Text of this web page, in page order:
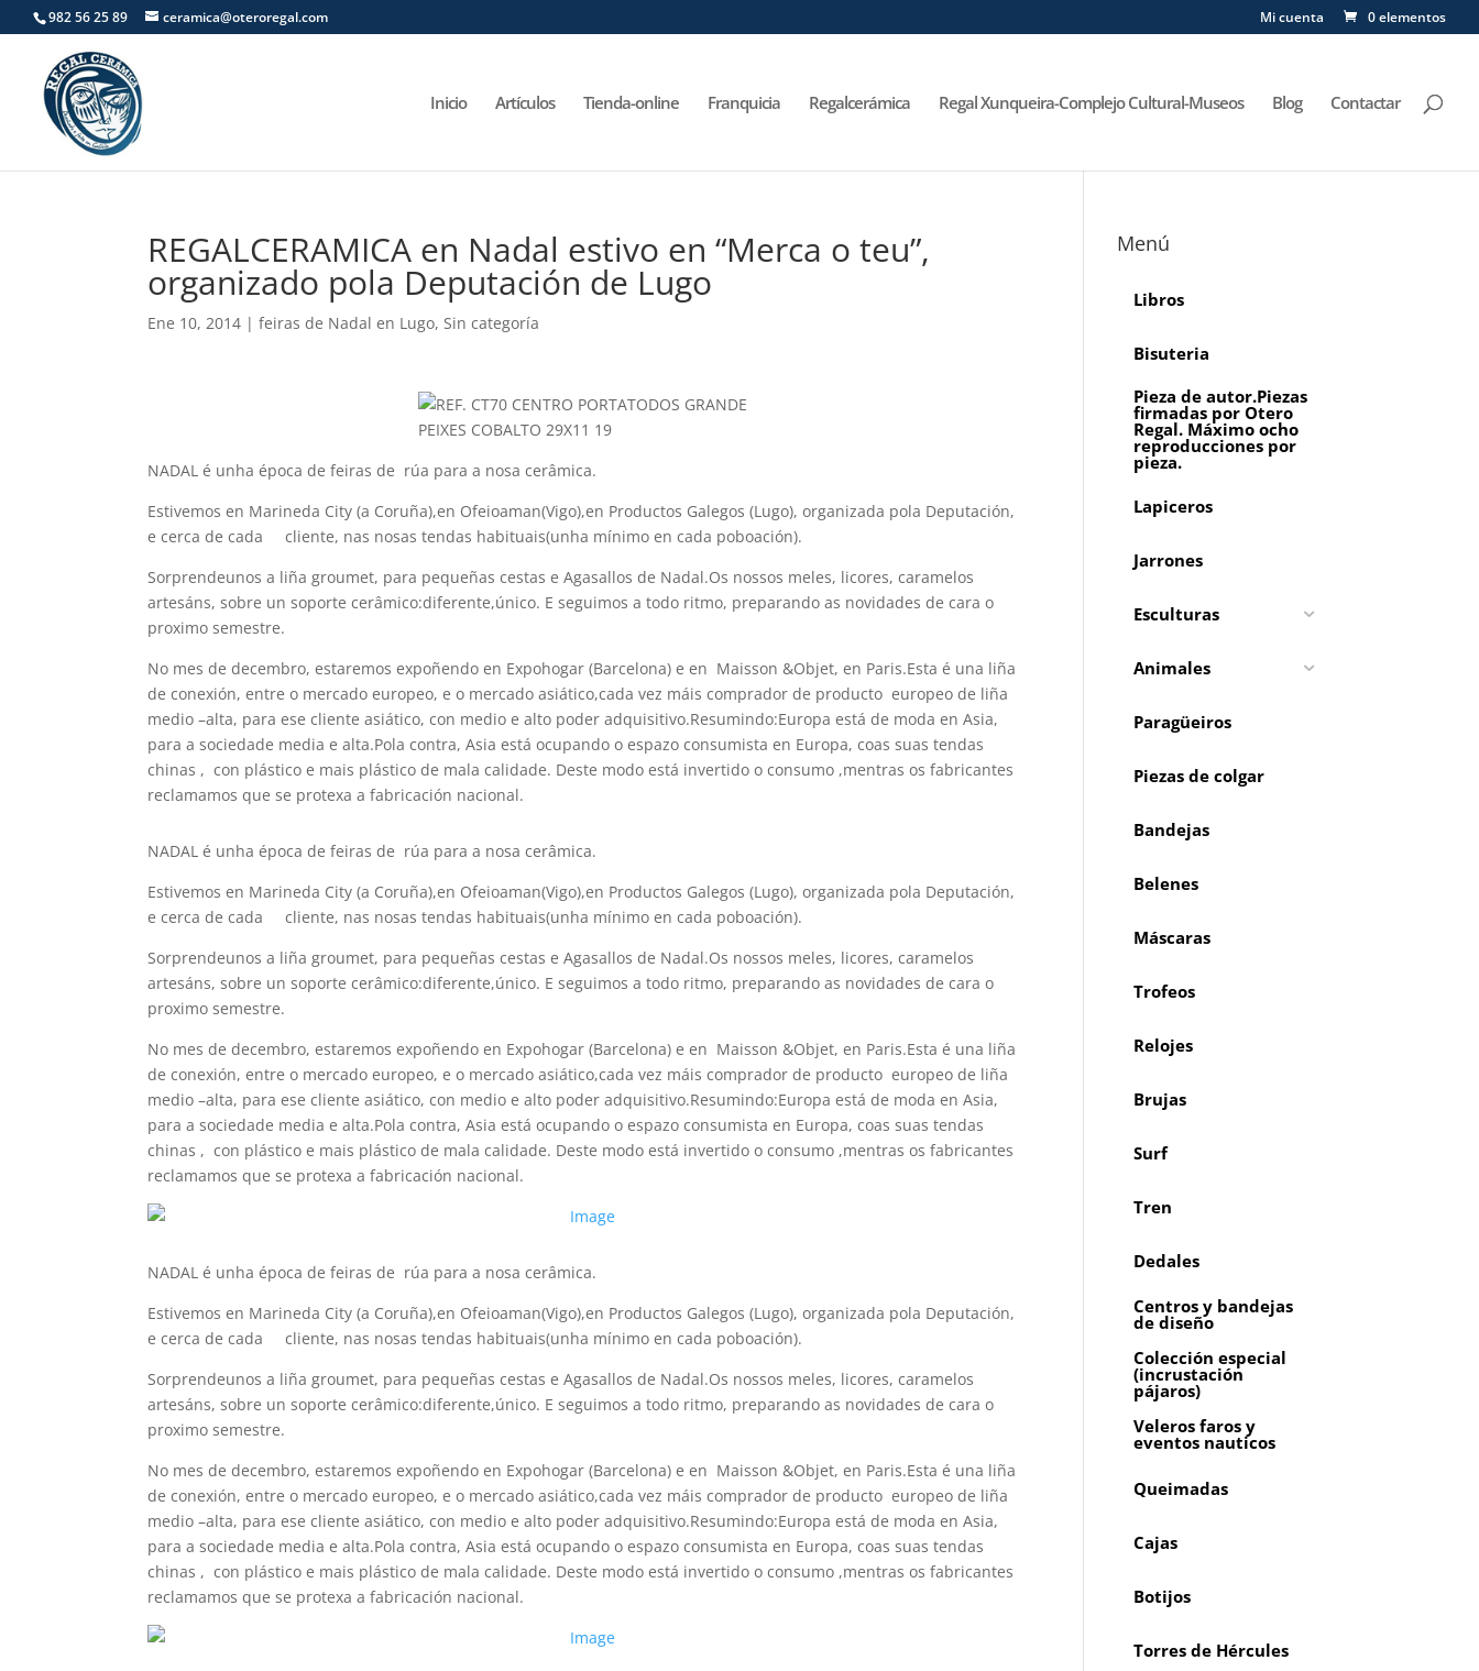
982 56 25 89 ceramica@oteroregal.com Mi cuenta 0 elementos
Inicio Artículos Tienda-online Franquicia Regalcerámica Regal Xunqueira-Complejo Cultural-Museos Blog Contactar
REGALCERAMICA en Nadal estivo en “Merca o teu”,
organizado pola Deputación de Lugo
Ene 10, 2014 |feiras de Nadal en Lugo,Sin categoría
NADAL é unha época de feiras de rúa para a nosa cerâmica.
Estivemos en Marineda City (a Coruña),en Ofeioaman(Vigo),en Productos Galegos (Lugo), organizada pola Deputación,
e cerca de cada cliente, nas nosas tendas habituais(unha mínimo en cada poboación).
Sorprendeunos a liña groumet, para pequeñas cestas e Agasallos de Nadal.Os nossos meles, licores, caramelos
artesáns, sobre un soporte cerâmico:diferente,único. E seguimos a todo ritmo, preparando as novidades de cara o
proximo semestre.
No mes de decembro, estaremos expoñendo en Expohogar (Barcelona) e en Maisson &Objet, en Paris.Esta é una liña
de conexión, entre o mercado europeo, e o mercado asiático,cada vez máis comprador de producto europeo de liña
medio –alta, para ese cliente asiático, con medio e alto poder adquisitivo.Resumindo:Europa está de moda en Asia,
para a sociedade media e alta.Pola contra, Asia está ocupando o espazo consumista en Europa, coas suas tendas
chinas , con plástico e mais plástico de mala calidade. Deste modo está invertido o consumo ,mentras os fabricantes
reclamamos que se protexa a fabricación nacional.
NADAL é unha época de feiras de rúa para a nosa cerâmica.
Estivemos en Marineda City (a Coruña),en Ofeioaman(Vigo),en Productos Galegos (Lugo), organizada pola Deputación,
e cerca de cada cliente, nas nosas tendas habituais(unha mínimo en cada poboación).
Sorprendeunos a liña groumet, para pequeñas cestas e Agasallos de Nadal.Os nossos meles, licores, caramelos
artesáns, sobre un soporte cerâmico:diferente,único. E seguimos a todo ritmo, preparando as novidades de cara o
proximo semestre.
No mes de decembro, estaremos expoñendo en Expohogar (Barcelona) e en Maisson &Objet, en Paris.Esta é una liña
de conexión, entre o mercado europeo, e o mercado asiático,cada vez máis comprador de producto europeo de liña
medio –alta, para ese cliente asiático, con medio e alto poder adquisitivo.Resumindo:Europa está de moda en Asia,
para a sociedade media e alta.Pola contra, Asia está ocupando o espazo consumista en Europa, coas suas tendas
chinas , con plástico e mais plástico de mala calidade. Deste modo está invertido o consumo ,mentras os fabricantes
reclamamos que se protexa a fabricación nacional.
NADAL é unha época de feiras de rúa para a nosa cerâmica.
Estivemos en Marineda City (a Coruña),en Ofeioaman(Vigo),en Productos Galegos (Lugo), organizada pola Deputación,
e cerca de cada cliente, nas nosas tendas habituais(unha mínimo en cada poboación).
Sorprendeunos a liña groumet, para pequeñas cestas e Agasallos de Nadal.Os nossos meles, licores, caramelos
artesáns, sobre un soporte cerâmico:diferente,único. E seguimos a todo ritmo, preparando as novidades de cara o
proximo semestre.
No mes de decembro, estaremos expoñendo en Expohogar (Barcelona) e en Maisson &Objet, en Paris.Esta é una liña
de conexión, entre o mercado europeo, e o mercado asiático,cada vez máis comprador de producto europeo de liña
medio –alta, para ese cliente asiático, con medio e alto poder adquisitivo.Resumindo:Europa está de moda en Asia,
para a sociedade media e alta.Pola contra, Asia está ocupando o espazo consumista en Europa, coas suas tendas
chinas , con plástico e mais plástico de mala calidade. Deste modo está invertido o consumo ,mentras os fabricantes
reclamamos que se protexa a fabricación nacional.
Menú
Libros
Bisuteria
Pieza de autor.Piezas
firmadas por Otero
Regal. Máximo ocho
reproducciones por
pieza.
Lapiceros
Jarrones
Esculturas
Animales
Paragüeiros
Piezas de colgar
Bandejas
Belenes
Máscaras
Trofeos
Relojes
Brujas
Surf
Tren
Dedales
Centros y bandejas
de diseño
Colección especial
(incrustación
pájaros)
Veleros faros y
eventos nauticos
Queimadas
Cajas
Botijos
Torres de Hércules